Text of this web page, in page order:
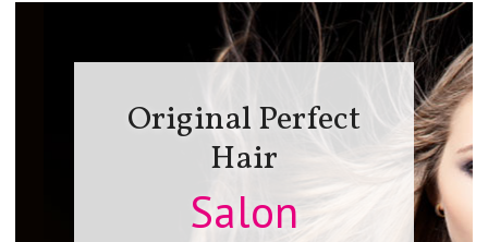
Original Perfect
Hair
Salon